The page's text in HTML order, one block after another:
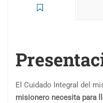
El Cuidado Integral del
misionero necesita para